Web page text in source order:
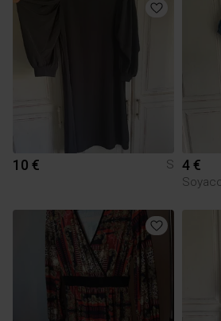
10 € S 4 €